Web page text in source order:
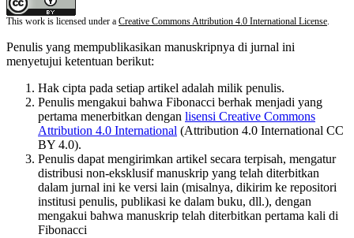
This work is licensed under a Creative Commons Attribution 4.0 International License.
Penulis yang mempublikasikan manuskripnya di jurnal ini
menyetujui ketentuan berikut:
Hak cipta pada setiap artikel adalah milik penulis.
Penulis mengakui bahwa Fibonacci berhak menjadi yang
pertama menerbitkan dengan lisensi Creative Commons
Attribution 4.0 International (Attribution 4.0 International CC
BY 4.0).
Penulis dapat mengirimkan artikel secara terpisah, mengatur
distribusi non-eksklusif manuskrip yang telah diterbitkan
dalam jurnal ini ke versi lain (misalnya, dikirim ke repositori
institusi penulis, publikasi ke dalam buku, dll.), dengan
mengakui bahwa manuskrip telah diterbitkan pertama kali di
Fibonacci